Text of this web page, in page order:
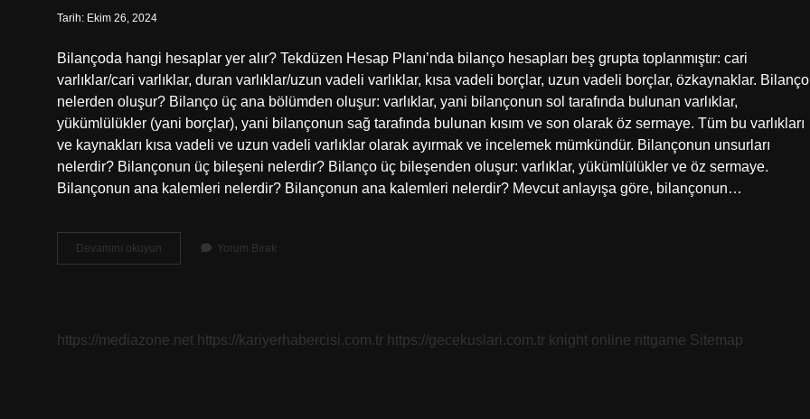
Tarih: Ekim 26, 2024
Bilançoda hangi hesaplar yer alır? Tekdüzen Hesap Planı’nda bilanço hesapları beş grupta toplanmıştır: cari
varlıklar/cari varlıklar, duran varlıklar/uzun vadeli varlıklar, kısa vadeli borçlar, uzun vadeli borçlar, özkaynaklar. Bilanço
nelerden oluşur? Bilanço üç ana bölümden oluşur: varlıklar, yani bilançonun sol tarafında bulunan varlıklar,
yükümlülükler (yani borçlar), yani bilançonun sağ tarafında bulunan kısım ve son olarak öz sermaye. Tüm bu varlıkları
ve kaynakları kısa vadeli ve uzun vadeli varlıklar olarak ayırmak ve incelemek mümkündür. Bilançonun unsurları
nelerdir? Bilançonun üç bileşeni nelerdir? Bilanço üç bileşenden oluşur: varlıklar, yükümlülükler ve öz sermaye.
Bilançonun ana kalemleri nelerdir? Bilançonun ana kalemleri nelerdir? Mevcut anlayışa göre, bilançonun…
Devamını okuyun
Hangi
Yorum Bırak
https://mediazone.net https://kariyerhabercisi.com.tr https://gecekuslari.com.tr knight online nttgame Sitemap